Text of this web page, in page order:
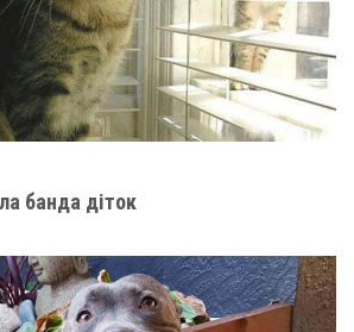
банда діток